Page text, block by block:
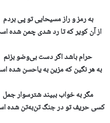
به رمز و راز مسیحایی تو پی بردم
از آن کویر که تا رد شدی چمن شده
حرام باشد اگر دست بی‌وضو بزنم
به هر نگین که مزین به یاحسن شده
مگر به خواب ببیند شترسوار جمل
کسی حریف تو در جنگ تن‌به‌تن شده